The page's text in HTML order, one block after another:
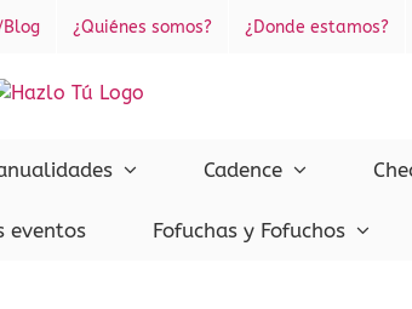
¿Quiénes somos? ¿Donde estamos?
Cadence
eventos Fofuchas y Fofuchos